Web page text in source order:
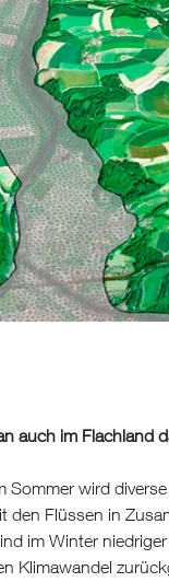
auch im Flachland
wird
Flüssen in
im Winter
Klimawandel